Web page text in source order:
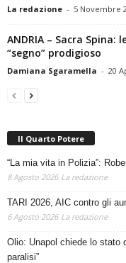
La redazione - 5 Novembre
ANDRIA – Sacra Spina:
“segno” prodigioso
Damiana Sgaramella - 20
Il Quarto Potere
“La mia vita in Polizia”:
8 Agosto 2026 La redazione
TARI 2026, AIC contro gli
6 Agosto 2026 La redazione
Olio: Unapol chiede lo stato
paralisi”